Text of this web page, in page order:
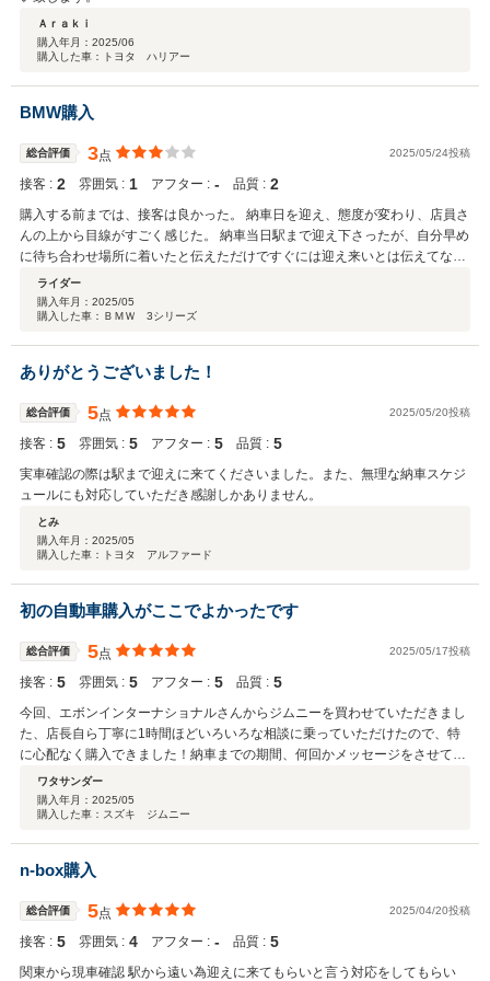
Ａｒａｋｉ
購入年月： 2025/06
購入した車：トヨタ ハリアー
BMW購入
総合評価 3点 2025/05/24投稿
接客 : 2 雰囲気 : 1 アフター : ‐ 品質 : 2
購入する前までは、接客は良かった。 納車日を迎え、態度が変わり、店員さ
んの上から目線がすごく感じた。 納車当日駅まで迎え下さったが、自分早め
に待ち合わせ場所に着いたと伝えただけですぐには迎え来いとは伝えてない
し、送迎に乗った瞬間店員さんが話もかけてくれんし、車内には、店員さん
の機嫌の悪さすごく感じた。 お店に着いて急いで簡単に書類説明だけされて
とっとと帰ってしまえ見たいな接客でした。 購入後の対応はとても良くなか
度車を購入してみようと感じませんでした。
ライダー
購入年月： 2025/05
購入した車：ＢＭＷ 3シリーズ
ありがとうございました！
総合評価 5点 2025/05/20投稿
接客 : 5 雰囲気 : 5 アフター : 5 品質 : 5
実車確認の際は駅まで迎えに来てくださいました。また、無理な納車スケジ
ュールにも対応していただき感謝しかありません。
とみ
購入年月： 2025/05
購入した車：トヨタ アルファード
初の自動車購入がここでよかったです
総合評価 5点 2025/05/17投稿
接客 : 5 雰囲気 : 5 アフター : 5 品質 : 5
今回、エボンインターナショナルさんからジムニーを買わせていただきまし
た、店長自ら丁寧に1時間ほどいろいろな相談に乗っていただけたので、特
に心配なく購入できました！納車までの期間、何回かメッセージをさせてい
ただきましたが、毎回丁寧に返していただきありがとうございました。
ワタサンダー
購入年月： 2025/05
購入した車：スズキ ジムニー
n-box購入
総合評価 5点 2025/04/20投稿
接客 : 5 雰囲気 : 4 アフター : ‐ 品質 : 5
関東から現車確認 駅から遠い為迎えに来てもらいと言う対応をしてもらい